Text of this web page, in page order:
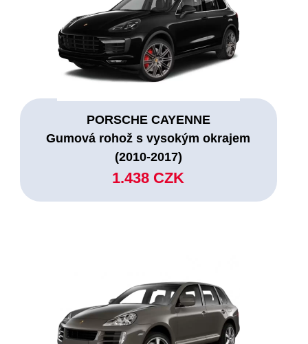
PORSCHE CAYENNE
Gumová rohož s vysokým okrajem
(2010-2017)
1.438 CZK